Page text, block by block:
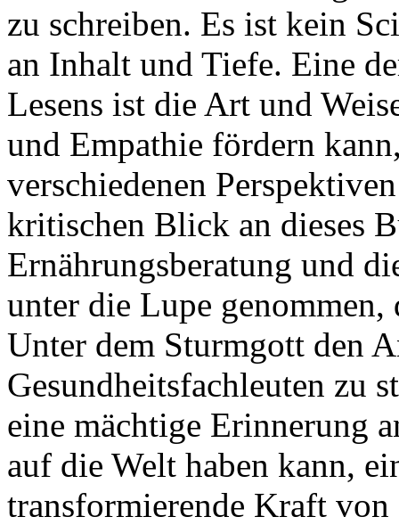
zu schreiben. Es ist kein
an Inhalt und Tiefe. Eine
Lesens ist die Art und
und Empathie fördern
verschiedenen
kritischen Blick an dieses
Ernährungsberatung und
unter die Lupe
Unter dem Sturmgott den
Gesundheitsfachleuten zu
eine mächtige Erinnerung
auf die Welt haben kann,
transformierende Kraft